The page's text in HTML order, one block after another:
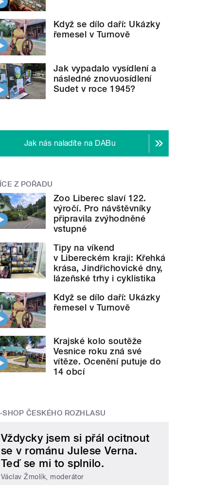
Když se dílo daří: Ukázky
řemesel v Turnově
Jak vypadalo vysídlení a
následné znovuosídlení
Sudet v roce 1945?
Jak nás naladíte na DABu
Z POŘADU
Zoo Liberec slaví 122.
výročí. Pro návštěvníky
připravila zvýhodněné
vstupné
Tipy na víkend
v Libereckém kraji: Křehká
krása, Jindřichovické dny,
lázeňské trhy i cyklistika
Když se dílo daří: Ukázky
řemesel v Turnově
Krajské kolo soutěže
Vesnice roku zná své
vítěze. Ocenění putuje do
14 obcí
SHOP ČESKÉHO ROZHLASU
Vždycky jsem si přál ocitnout
se v románu Julese Verna.
Teď se mi to splnilo.
Václav Žmolík, moderátor